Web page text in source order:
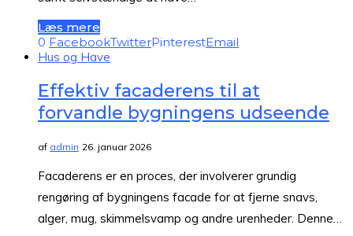
Læs mere
0 FacebookTwitterPinterestEmail
Hus og Have
Effektiv facaderens til at
forvandle bygningens udseende
af admin 26. januar 2026
Facaderens er en proces, der involverer grundig
rengøring af bygningens facade for at fjerne snavs,
alger, mug, skimmelsvamp og andre urenheder. Denne…